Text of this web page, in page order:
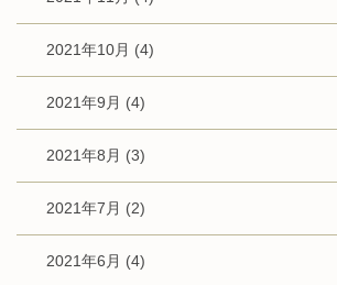
2021年10月 (4)
2021年9月 (4)
2021年8月 (3)
2021年7月 (2)
2021年6月 (4)